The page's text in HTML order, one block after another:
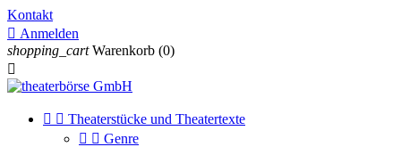
Kontakt
 Anmelden
shopping_cart Warenkorb (0)

  Theaterstücke und Theatertexte
  Genre